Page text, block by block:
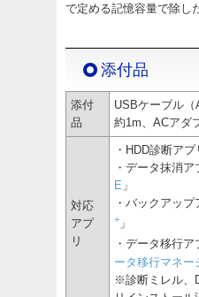
で定める記憶容量で除し
添付品
添付
品
USBケーブル（
約1m、ACアダ
対応
アプ
リ
・HDD診断アプ
・データ抹消ア
E 」
・バックアップ
+ 」
・データ移行ア
ータ移行マネー
※診断ミレル、